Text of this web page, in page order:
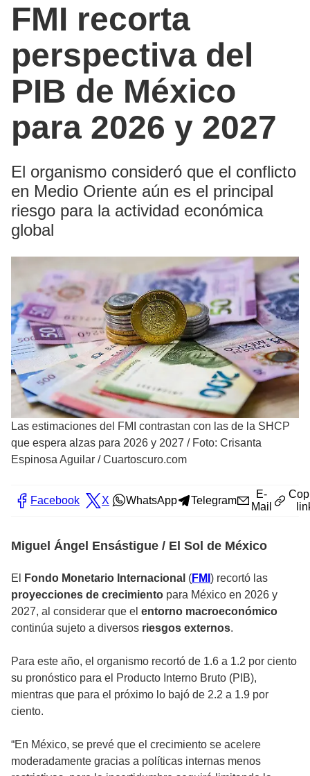
FMI recorta
perspectiva del
PIB de México
para 2026 y 2027
El organismo consideró que el conflicto
en Medio Oriente aún es el principal
riesgo para la actividad económica
global
Las estimaciones del FMI contrastan con las de la SHCP
que espera alzas para 2026 y 2027 / Foto: Crisanta
Espinosa Aguilar / Cuartoscuro.com
Facebook X WhatsApp Telegram
E-
Mail
Miguel Ángel Ensástigue / El Sol de México
El Fondo Monetario Internacional (FMI ) recortó las
proyecciones de crecimiento para México en 2026 y
2027, al considerar que el entorno macroeconómico
continúa sujeto a diversos riesgos externos.
Para este año, el organismo recortó de 1.6 a 1.2 por ciento
su pronóstico para el Producto Interno Bruto (PIB),
mientras que para el próximo lo bajó de 2.2 a 1.9 por
ciento.
“En México, se prevé que el crecimiento se acelere
moderadamente gracias a políticas internas menos